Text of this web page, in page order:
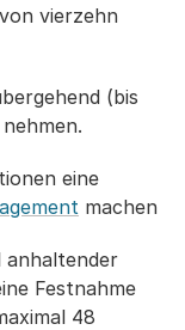
vierzehn
(bis
eine
machen
anhaltender
Festnahme
48